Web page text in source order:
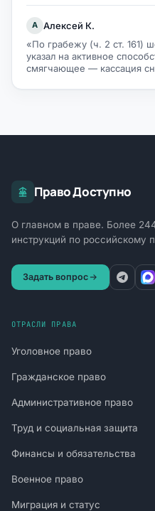
А Алексей К.
«По грабежу (ч. 2 ст. 161)
указал на активное
смягчающее — кассация
Право Доступно
О главном в праве. Более
инструкций по российскому
Задать вопрос
ОТРАСЛИ ПРАВА
Уголовное право
Гражданское право
Административное право
Труд и социальная защита
Финансы и обязательства
Военное право
Миграция и статус